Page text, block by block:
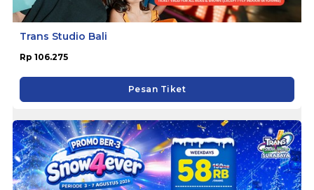
Trans Studio Bali
Rp 106.275
Pesan Tiket